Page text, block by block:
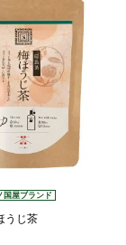
国屋ブランド
うじ茶